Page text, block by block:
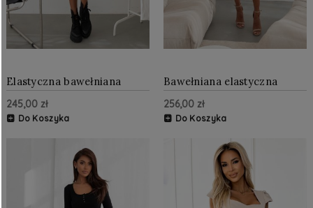
Elastyczna bawełniana
sukienka z rozcięciem
Czarna
245,00 zł
Do Koszyka
Bawełniana elastyczna
sukienka Ecru
256,00 zł
Do Koszyka